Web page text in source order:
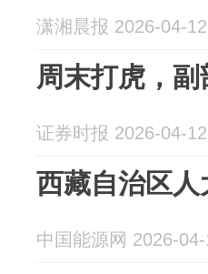
潇湘晨报 2026-04-12
周末打虎，
证券时报 2026-04-12
西藏自治区
中国能源网 2026-04-